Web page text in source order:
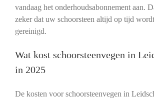
vandaag het onderhoudsabonnement aan.
zeker dat uw schoorsteen altijd op tijd
gereinigd.
Wat kost schoorsteenvegen in
in 2025
De kosten voor schoorsteenvegen in